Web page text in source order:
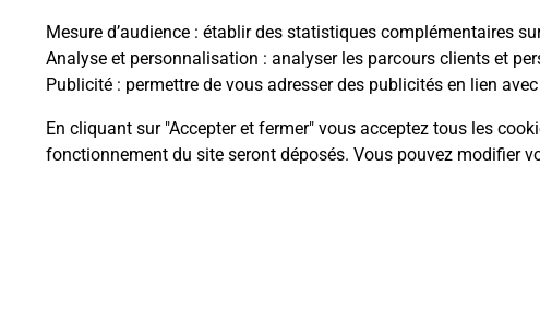
Mesure d’audience : établir des statistiques complémentaires
Analyse et personnalisation : analyser les parcours clients et
Publicité : permettre de vous adresser des publicités en lien
En cliquant sur "Accepter et fermer" vous acceptez tous les
fonctionnement du site seront déposés. Vous pouvez modifier
Comment La Poste participe-t-elle à votre
Puis-je passer mon code de la route avec La